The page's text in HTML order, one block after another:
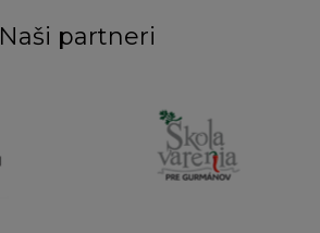
Naši partneri